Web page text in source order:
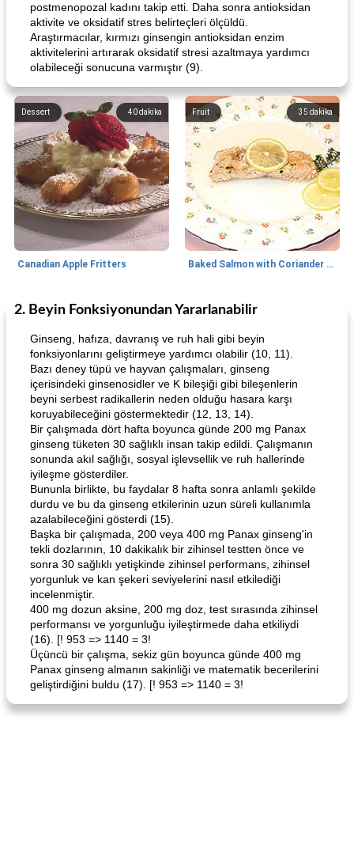
postmenopozal kadını takip etti. Daha sonra antioksidan
aktivite ve oksidatif stres belirteçleri ölçüldü.
Araştırmacılar, kırmızı ginsengin antioksidan enzim
aktivitelerini artırarak oksidatif stresi azaltmaya yardımcı
olabileceği sonucuna varmıştır (9).
40dakika
Dessert
Canadian Apple Fritters
35 dakika
Fruit
Baked Salmon with Coriander and Thyme
65dakika
Boneless Chicken Recipes
Curry Chicken Dinner
Candy
Mexican Cream (Fudge)
2. Beyin Fonksiyonundan Yararlanabilir
Ginseng, hafıza, davranış ve ruh hali gibi beyin
fonksiyonlarını geliştirmeye yardımcı olabilir (10, 11).
Bazı deney tüpü ve hayvan çalışmaları, ginseng
içerisindeki ginsenosidler ve K bileşiği gibi bileşenlerin
beyni serbest radikallerin neden olduğu hasara karşı
koruyabileceğini göstermektedir (12, 13, 14).
Bir çalışmada dört hafta boyunca günde 200 mg Panax
ginseng tüketen 30 sağlıklı insan takip edildi. Çalışmanın
sonunda akıl sağlığı, sosyal işlevsellik ve ruh hallerinde
iyileşme gösterdiler.
Bununla birlikte, bu faydalar 8 hafta sonra anlamlı şekilde
durdu ve bu da ginseng etkilerinin uzun süreli kullanımla
azalabileceğini gösterdi (15).
Başka bir çalışmada, 200 veya 400 mg Panax ginseng'in
tekli dozlarının, 10 dakikalık bir zihinsel testten önce ve
sonra 30 sağlıklı yetişkinde zihinsel performans, zihinsel
yorgunluk ve kan şekeri seviyelerini nasıl etkilediği
incelenmiştir.
400 mg dozun aksine, 200 mg doz, test sırasında zihinsel
performansı ve yorgunluğu iyileştirmede daha etkiliydi
(16). [! 953 => 1140 = 3!
Üçüncü bir çalışma, sekiz gün boyunca günde 400 mg
Panax ginseng almanın sakinliği ve matematik becerilerini
geliştirdiğini buldu (17). [! 953 => 1140 = 3!